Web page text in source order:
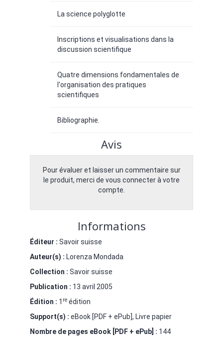
La science polyglotte
Inscriptions et visualisations dans la
discussion scientifique
Quatre dimensions fondamentales de
l'organisation des pratiques
scientifiques
Bibliographie.
Avis
Pour évaluer et laisser un commentaire sur
le produit, merci de vous connecter à votre
compte.
Informations
Éditeur : Savoir suisse
Auteur(s) : Lorenza Mondada
Collection : Savoir suisse
Publication : 13 avril 2005
Édition : 1 re édition
Support(s) : eBook [PDF + ePub], Livre papier
Nombre de pages eBook [PDF + ePub] : 144